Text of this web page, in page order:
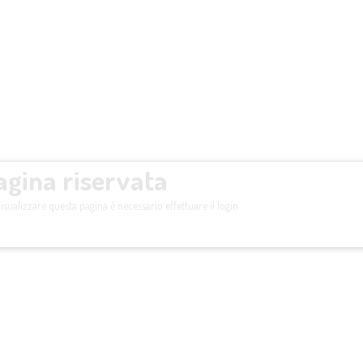
riservata
questa pagina è necessario effettuare il login